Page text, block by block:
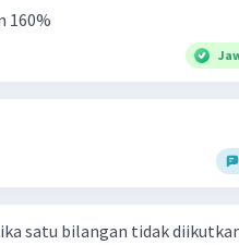
160%
satu bilangan tidak